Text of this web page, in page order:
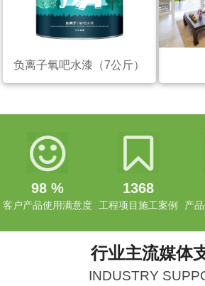
负离子氧吧水漆（7公斤）
98 %
客户产品使用满意度
1368
工程项目施工案例 产
行业主流媒体
INDUSTRY